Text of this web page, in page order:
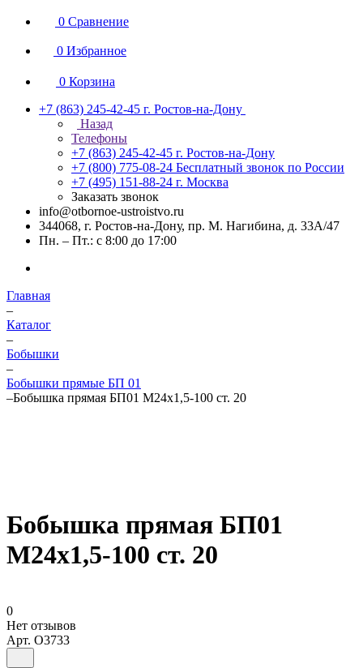
0 Сравнение
0 Избранное
0 Корзина
+7 (863) 245-42-45 г. Ростов-на-Дону
Назад
Телефоны
+7 (863) 245-42-45 г. Ростов-на-Дону
+7 (800) 775-08-24 Бесплатный звонок по России
+7 (495) 151-88-24 г. Москва
Заказать звонок
info@otbornoe-ustroistvo.ru
344068, г. Ростов-на-Дону, пр. М. Нагибина, д. 33А/47
Пн. – Пт.: с 8:00 до 17:00
Главная
–
Каталог
–
Бобышки
–
Бобышки прямые БП 01
–Бобышка прямая БП01 М24х1,5-100 ст. 20
Бобышка прямая БП01
М24х1,5-100 ст. 20
0
Нет отзывов
Арт. O3733